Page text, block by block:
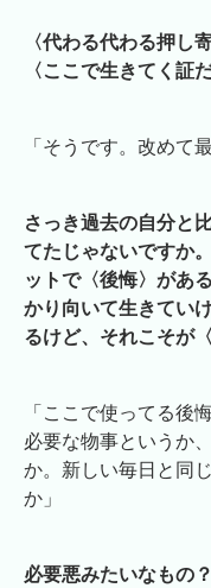
〈代わる代わる押
〈ここで生きてく証
「そうです。改めて
さっき過去の自分と
てたじゃないですか
ットで〈後悔〉があ
かり向いて生きてい
るけど、それこそが
「ここで使ってる後
必要な物事というか
か。新しい毎日と同
か」
必要悪みたいなもの？